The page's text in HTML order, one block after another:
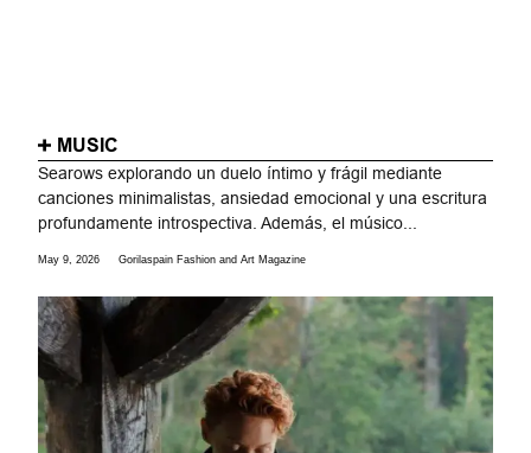
MUSIC
Searows explorando un duelo íntimo y frágil mediante
canciones minimalistas, ansiedad emocional y una escritura
profundamente introspectiva. Además, el músico...
May 9, 2026 Gorilaspain Fashion and Art Magazine